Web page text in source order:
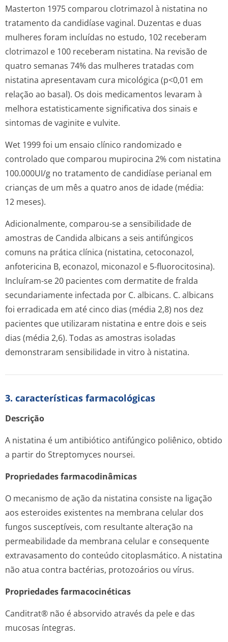
Masterton 1975 comparou clotrimazol à nistatina no
tratamento da candidíase vaginal. Duzentas e duas
mulheres foram incluídas no estudo, 102 receberam
clotrimazol e 100 receberam nistatina. Na revisão de
quatro semanas 74% das mulheres tratadas com
nistatina apresentavam cura micológica (p<0,01 em
relação ao basal). Os dois medicamentos levaram à
melhora estatisticamente significativa dos sinais e
sintomas de vaginite e vulvite.
Wet 1999 foi um ensaio clínico randomizado e
controlado que comparou mupirocina 2% com nistatina
100.000UI/g no tratamento de candidíase perianal em
crianças de um mês a quatro anos de idade (média:
12 meses).
Adicionalmente, comparou-se a sensibilidade de
amostras de Candida albicans a seis antifúngicos
comuns na prática clínica (nistatina, cetoconazol,
anfotericina B, econazol, miconazol e 5-fluorocitosina).
Incluíram-se 20 pacientes com dermatite de fralda
secundariamente infectada por C. albicans. C. albicans
foi erradicada em até cinco dias (média 2,8) nos dez
pacientes que utilizaram nistatina e entre dois e seis
dias (média 2,6). Todas as amostras isoladas
demonstraram sensibilidade in vitro à nistatina.
3. características farmacológicas
Descrição
A nistatina é um antibiótico antifúngico poliênico, obtido
a partir do Streptomyces noursei.
Propriedades farmacodinâmicas
O mecanismo de ação da nistatina consiste na ligação
aos esteroides existentes na membrana celular dos
fungos susceptíveis, com resultante alteração na
permeabilidade da membrana celular e consequente
extravasamento do conteúdo citoplasmático. A nistatina
não atua contra bactérias, protozoários ou vírus.
Propriedades farmacocinéticas
Canditrat® não é absorvido através da pele e das
mucosas íntegras.